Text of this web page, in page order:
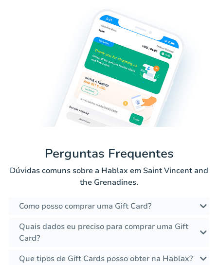
Perguntas Frequentes
Dúvidas comuns sobre a Hablax em Saint Vincent and
the Grenadines.
Como posso comprar uma Gift Card?
Quais dados eu preciso para comprar uma Gift
Card?
Que tipos de Gift Cards posso obter na Hablax?